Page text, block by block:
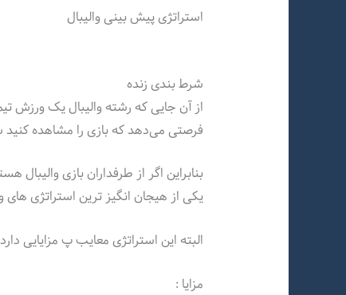
استراتژی پیش بینی والیبال
شرط بندی زنده
از آن جایی که رشته والیبال یک ورزش
فرصتی می‌دهد که بازی را مشاهده
بنابراین اگر از طرفداران بازی
یکی از هیجان انگیز ترین استراتژی های
البته این استراتژی معایب پ مزایایی
مزایا :